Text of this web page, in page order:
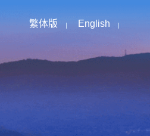
繁体版 English